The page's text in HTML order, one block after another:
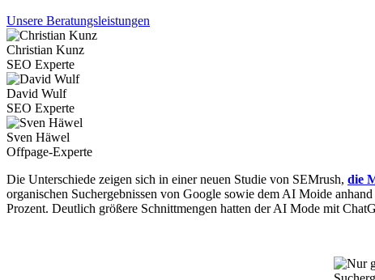
Unsere Beratungsleistungen
Christian Kunz
SEO Experte
David Wulf
SEO Experte
Sven Häwel
Offpage-Experte
Die Unterschiede zeigen sich in einer neuen Studie von SEMrush, die
organischen Suchergebnissen von Google sowie dem AI Moide
Prozent. Deutlich größere Schnittmengen hatten der AI Mode mit